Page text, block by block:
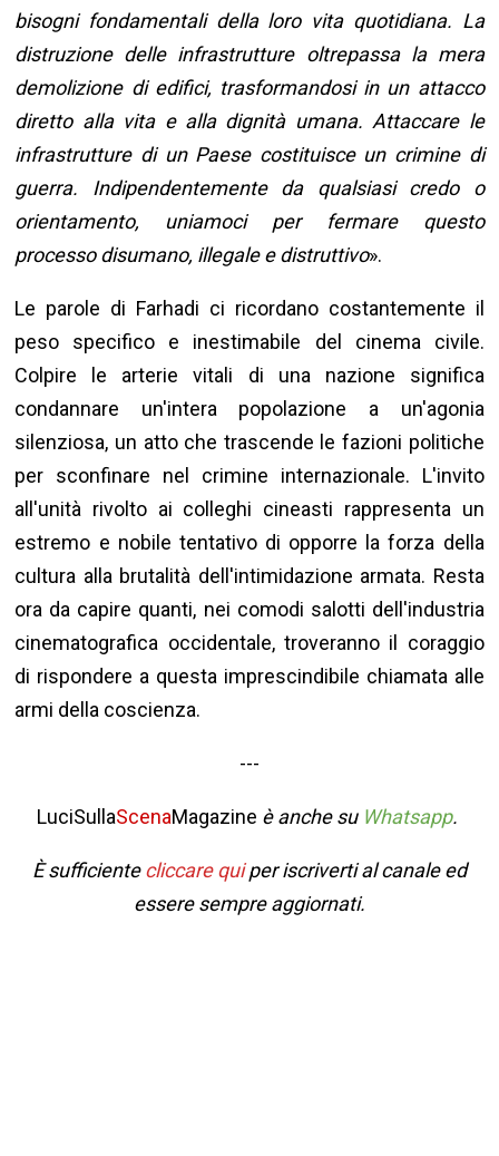
bisogni fondamentali della loro vita quotidiana. La
distruzione delle infrastrutture oltrepassa la mera
demolizione di edifici, trasformandosi in un attacco
diretto alla vita e alla dignità umana. Attaccare le
infrastrutture di un Paese costituisce un crimine di
guerra. Indipendentemente da qualsiasi credo o
orientamento, uniamoci per fermare questo
processo disumano, illegale e distruttivo».
Le parole di Farhadi ci ricordano costantemente il
peso specifico e inestimabile del cinema civile.
Colpire le arterie vitali di una nazione significa
condannare un'intera popolazione a un'agonia
silenziosa, un atto che trascende le fazioni politiche
per sconfinare nel crimine internazionale. L'invito
all'unità rivolto ai colleghi cineasti rappresenta un
estremo e nobile tentativo di opporre la forza della
cultura alla brutalità dell'intimidazione armata. Resta
ora da capire quanti, nei comodi salotti dell'industria
cinematografica occidentale, troveranno il coraggio
di rispondere a questa imprescindibile chiamata alle
armi della coscienza.
---
LuciSullaScenaMagazine è anche su Whatsapp.
È sufficientecliccare quiper iscriverti al canale ed
essere sempre aggiornati.